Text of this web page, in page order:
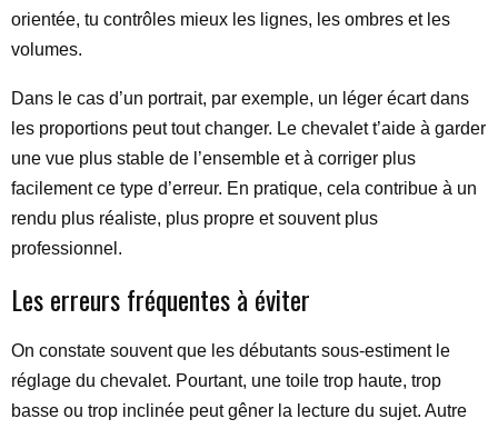
orientée, tu contrôles mieux les lignes, les ombres et les
volumes.
Dans le cas d’un portrait, par exemple, un léger écart dans
les proportions peut tout changer. Le chevalet t’aide à garder
une vue plus stable de l’ensemble et à corriger plus
facilement ce type d’erreur. En pratique, cela contribue à un
rendu plus réaliste, plus propre et souvent plus
professionnel.
Les erreurs fréquentes à éviter
On constate souvent que les débutants sous-estiment le
réglage du chevalet. Pourtant, une toile trop haute, trop
basse ou trop inclinée peut gêner la lecture du sujet. Autre